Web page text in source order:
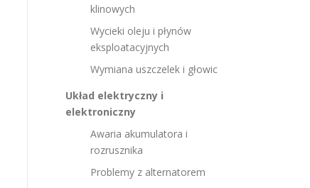
klinowych
Wycieki oleju i płynów
eksploatacyjnych
Wymiana uszczelek i głowic
Układ elektryczny i
elektroniczny
Awaria akumulatora i
rozrusznika
Problemy z alternatorem